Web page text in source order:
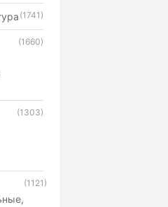
(1741)
(1660)
(1303)
(1121)